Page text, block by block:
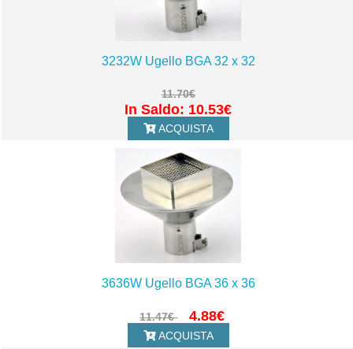
3232W Ugello BGA 32 x 32
11.70€
In Saldo: 10.53€
ACQUISTA
3636W Ugello BGA 36 x 36
11.47€ 4.88€
ACQUISTA